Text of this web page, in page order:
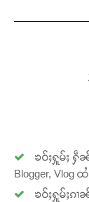
တႃႇႁႂ်ႈ
တ်ႇ တူဝ်
ၶဝ်ႈႁူမ်ႈ ႁဵ
Blogger,
ၶဝ်ႈႁူမ်ႈၵ